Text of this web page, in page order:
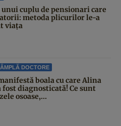
unui cuplu de pensionari care
metoda plicurilor le-a
viața
DOCTORE
boala cu care Alina
fost diagnosticată! Ce sunt
osoase,...